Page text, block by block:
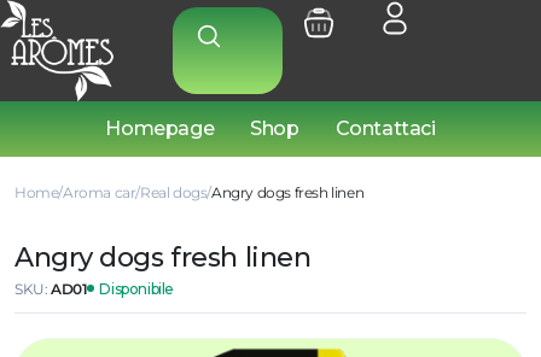
Homepage Shop Contattaci
Home Aroma car Real dogs Angry dogs fresh linen
Angry dogs fresh linen
SKU: AD01 Disponibile